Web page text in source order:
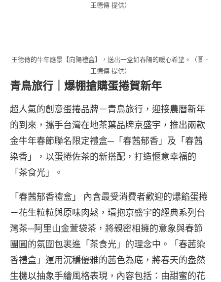
王德傳 提供）
王德傳的牛年應景【向陽禮盒】，送出一盒如春陽的暖心希望。（圖．
王德傳 提供）
青鳥旅行｜爆棚搶購蛋捲賀新年
超人氣的創意蛋捲品牌－青鳥旅行，迎接農曆新年
的到來，攜手台灣在地茶葉品牌京盛宇，推出兩款
金牛年春節聯名限定禮盒─「春茜郁香」及「春茜
染香」，以蛋捲佐茶的新搭配，打造愜意幸福的
「茶食光」。
「春茜郁香禮盒」 內含最受消費者歡迎的爆餡蛋捲
－花生粒粒與原味肉鬆，環抱京盛宇的經典系列台
灣茶─阿里山金萱袋茶，將親密相擁的意象與春節
團圓的氛圍包裹進「茶食光」的理念中。「春茜染
香禮盒」運用沉穩優雅的茜色為底，將春天的盎然
生機以抽象手繪風格表現，內容包括：由甜蜜的花